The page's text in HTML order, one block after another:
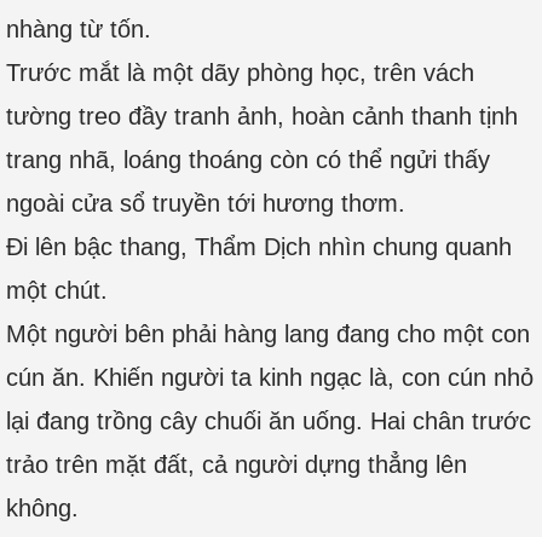
nhàng từ tốn.
Trước mắt là một dãy phòng học, trên vách
tường treo đầy tranh ảnh, hoàn cảnh thanh tịnh
trang nhã, loáng thoáng còn có thể ngửi thấy
ngoài cửa sổ truyền tới hương thơm.
Đi lên bậc thang, Thẩm Dịch nhìn chung quanh
một chút.
Một người bên phải hàng lang đang cho một con
cún ăn. Khiến người ta kinh ngạc là, con cún nhỏ
lại đang trồng cây chuối ăn uống. Hai chân trước
trảo trên mặt đất, cả người dựng thẳng lên
không.